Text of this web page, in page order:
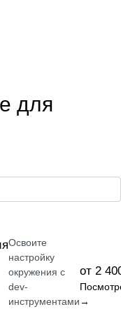
для
Освоите
настройку
окружения с
dev-
инструментами
от 2
→